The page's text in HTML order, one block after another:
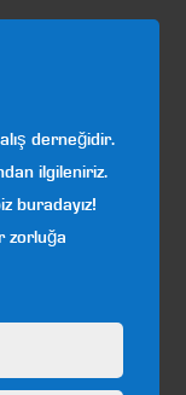
derneğidir.
ilgileniriz.
buradayız!
zorluğa